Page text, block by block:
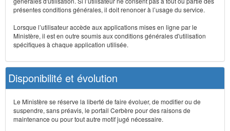
présentes conditions générales, il doit renoncer à l’usage du service.
Lorsque l’utilisateur accède aux applications mises en ligne par le
Ministère, il est en outre soumis aux conditions générales d'utilisation
spécifiques à chaque application utilisée.
Disponibilité et évolution
Le Ministère se réserve la liberté de faire évoluer, de modifier ou de
suspendre, sans préavis, le portail Cerbère pour des raisons de
maintenance ou pour tout autre motif jugé nécessaire.